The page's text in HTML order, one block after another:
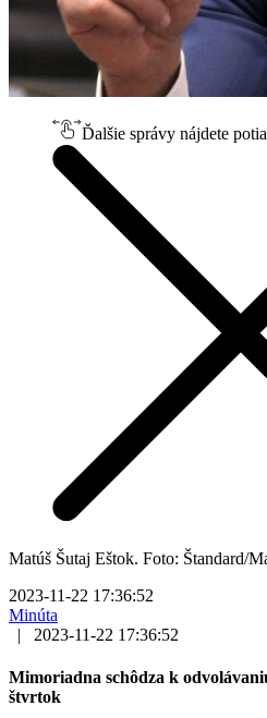
Ďalšie správy nájdete
Matúš Šutaj Eštok. Foto: Štandard/
2023-11-22 17:36:52
Minúta
|
2023-11-22 17:36:52
Mimoriadna schôdza k
štvrtok